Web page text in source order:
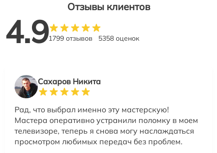
Отзывы клиентов
4.91799 отзывов 5358 оценок
Сахаров Никита
Рад, что выбрал именно эту мастерскую!
Мастера оперативно устранили поломку в моем
телевизоре, теперь я снова могу наслаждаться
просмотром любимых передач без проблем.